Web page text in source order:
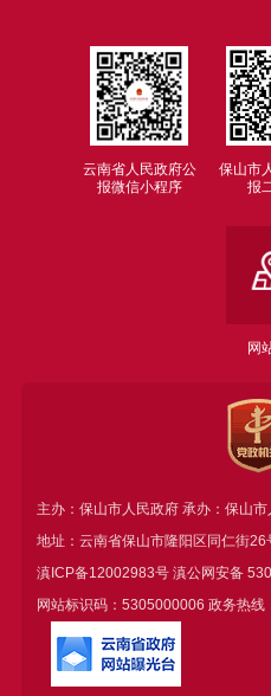
云南省人民政府公
报微信小程序
保山市
报
网
主办：保山市人民政府 承办：保山
地址：云南省保山市隆阳区同仁街26
滇ICP备12002983号滇公网安备
网站标识码：5305000006 政务热线